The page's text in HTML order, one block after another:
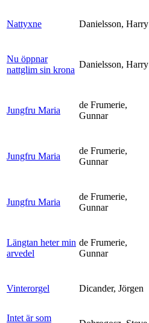
Nattyxne Danielsson, Harry
Nu öppnar
nattglim sin krona
Danielsson, Harry
Jungfru Maria
de Frumerie,
Gunnar
Jungfru Maria
de Frumerie,
Gunnar
Jungfru Maria
de Frumerie,
Gunnar
Längtan heter min
arvedel
de Frumerie,
Gunnar
Vinterorgel Dicander, Jörgen
Intet är som